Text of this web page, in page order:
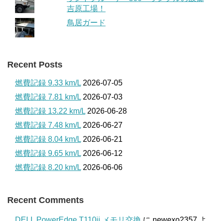
吉原工場！
鳥居ガード
Recent Posts
燃費記録 9.33 km/L 2026-07-05
燃費記録 7.81 km/L 2026-07-03
燃費記録 13.22 km/L 2026-06-28
燃費記録 7.48 km/L 2026-06-27
燃費記録 8.04 km/L 2026-06-21
燃費記録 9.65 km/L 2026-06-12
燃費記録 8.20 km/L 2026-06-06
Recent Comments